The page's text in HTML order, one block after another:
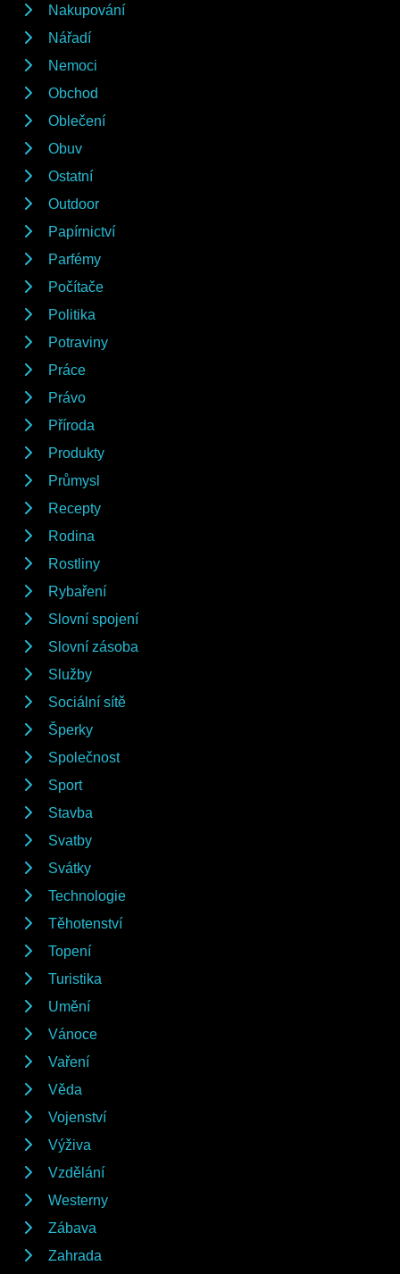
Nakupování
Nářadí
Nemoci
Obchod
Oblečení
Obuv
Ostatní
Outdoor
Papírnictví
Parfémy
Počítače
Politika
Potraviny
Práce
Právo
Příroda
Produkty
Průmysl
Recepty
Rodina
Rostliny
Rybaření
Slovní spojení
Slovní zásoba
Služby
Sociální sítě
Šperky
Společnost
Sport
Stavba
Svatby
Svátky
Technologie
Těhotenství
Topení
Turistika
Umění
Vánoce
Vaření
Věda
Vojenství
Výživa
Vzdělání
Westerny
Zábava
Zahrada